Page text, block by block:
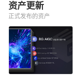
资产更新
正式发布的资产